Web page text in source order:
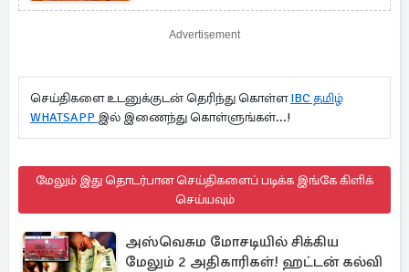
Advertisement
செய்திகளை உடனுக்குடன் தெரிந்து கொள்ளIBC தமிழ்
WHATSAPP இல் இணைந்து கொள்ளுங்கள்...!
மேலும் இது தொடர்பான செய்திகளைப் படிக்க இங்கே கிளிக்
செய்யவும்
அஸ்வெசும மோசடியில் சிக்கிய
மேலும் 2 அதிகாரிகள்! ஹட்டன் கல்வி